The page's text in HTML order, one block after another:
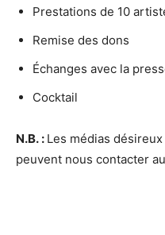
Prestations de 10
Remise des dons
Échanges avec la
Cocktail
N.B. : Les médias désireux
peuvent nous contacter